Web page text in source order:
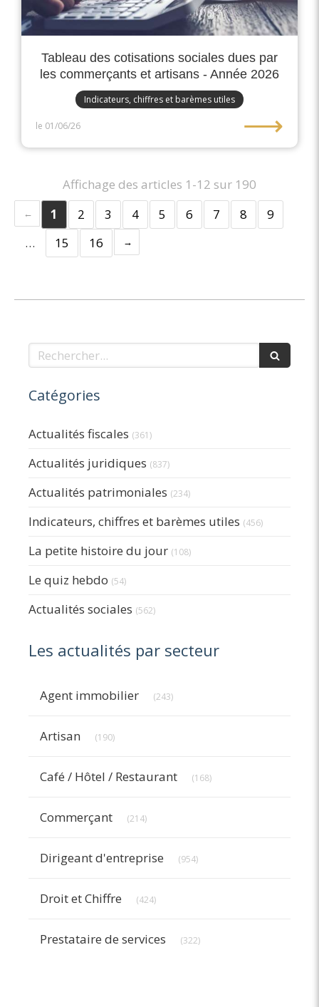
Tableau des cotisations sociales dues par
les commerçants et artisans - Année 2026
Indicateurs, chiffres et barèmes utiles
le 01/06/26 ⟶
Affichage des articles 1-12 sur 190
1
2 3 4 5 6 7 8
9
…
15 16
Rechercher
Catégories
Actualités fiscales (361)
Actualités juridiques (837)
Actualités patrimoniales (234)
Indicateurs, chiffres et barèmes utiles (456)
La petite histoire du jour (108)
Le quiz hebdo (54)
Actualités sociales (562)
Les actualités par secteur
Agent immobilier (243)
Artisan (190)
Café / Hôtel / Restaurant (168)
Commerçant (214)
Dirigeant d'entreprise (954)
Droit et Chiffre (424)
Prestataire de services (322)